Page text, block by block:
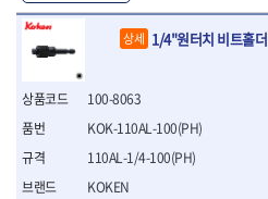
- 절연볼트커터
- 절연아답타
- 절연펀치
- 기타
- 방폭연결대
- 방폭옵셋렌치
- 방폭펜치
- 방폭플라이어
상세 1/4"원터치 비트홀더
100-8063
KOKEN
KOK-110AL-100(PH)
110AL-1/4-100(PH)